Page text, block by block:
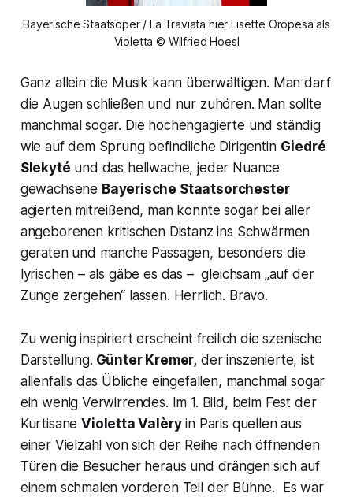
Bayerische Staatsoper / La Traviata hier Lisette Oropesa als
Violetta © Wilfried Hoesl
Ganz allein die Musik kann überwältigen. Man darf
die Augen schließen und nur zuhören. Man sollte
manchmal sogar. Die hochengagierte und ständig
wie auf dem Sprung befindliche Dirigentin Giedré
Slekyté und das hellwache, jeder Nuance
gewachsene Bayerische Staatsorchester
agierten mitreißend, man konnte sogar bei aller
angeborenen kritischen Distanz ins Schwärmen
geraten und manche Passagen, besonders die
lyrischen – als gäbe es das – gleichsam „auf der
Zunge zergehen“ lassen. Herrlich. Bravo.
Zu wenig inspiriert erscheint freilich die szenische
Darstellung. Günter Kremer, der inszenierte, ist
allenfalls das Übliche eingefallen, manchmal sogar
ein wenig Verwirrendes. Im 1. Bild, beim Fest der
KurtisaneVioletta Valèryin Paris quellen aus
einer Vielzahl von sich der Reihe nach öffnenden
Türen die Besucher heraus und drängen sich auf
einem schmalen vorderen Teil der Bühne. Es war